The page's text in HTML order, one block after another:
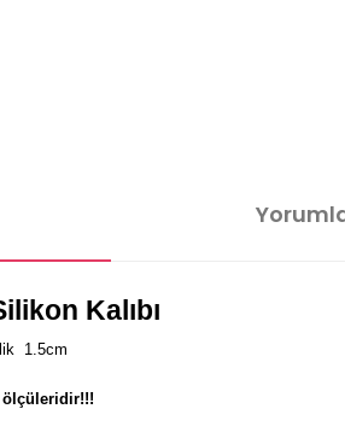
Kalıbı
1.5cm
ölçüleridir!!!